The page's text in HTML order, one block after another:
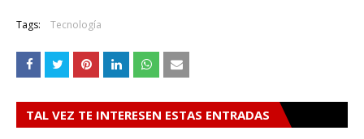
Tags: Tecnología
TAL VEZ TE INTERESEN ESTAS ENTRADAS